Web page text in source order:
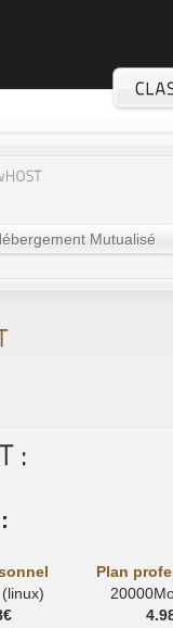
Mutualisé
Plan